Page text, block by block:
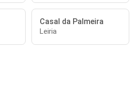
Casal da Palmeira
Leiria